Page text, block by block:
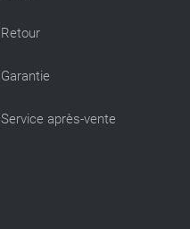
Retour
Garantie
Service après-vente